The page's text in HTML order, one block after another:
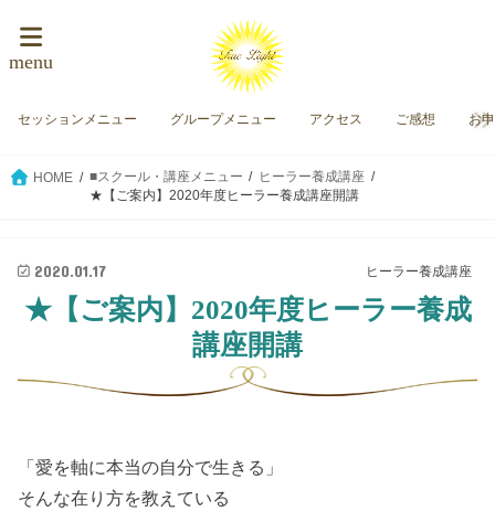
menu
セッションメニュー グループメニュー アクセス ご感想 お
HOME ■スクール・講座メニュー
ヒーラー養成講座
★【ご案内】2020年度ヒーラー養成講座開講
ヒーラー養成講座
2020.01.17
★【ご案内】2020年度ヒーラー養成
講座開講
「愛を軸に本当の自分で生きる」
そんな在り方を教えている